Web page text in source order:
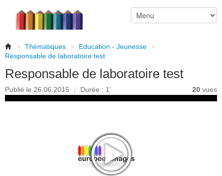
> Thématiques > Education - Jeunesse
>
Responsable de laboratoire test
Responsable de laboratoire test
Publié le 26.06.2015 | Durée : 1' 20 vues